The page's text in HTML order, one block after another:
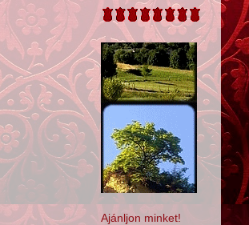
Ajánljon minket!